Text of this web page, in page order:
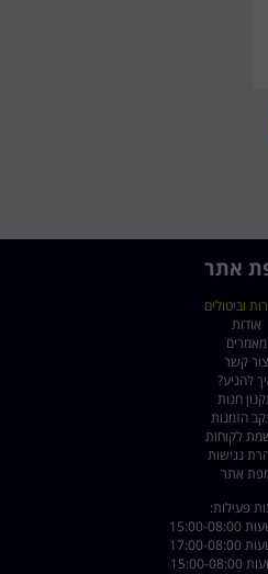
אתר
וביטולים
אודות
מאמרים
צור קשר
להגיע?
חנות
הזמנות
לקוחות
נגישות
אתר
פעילות:
08:00
08:00
08:00